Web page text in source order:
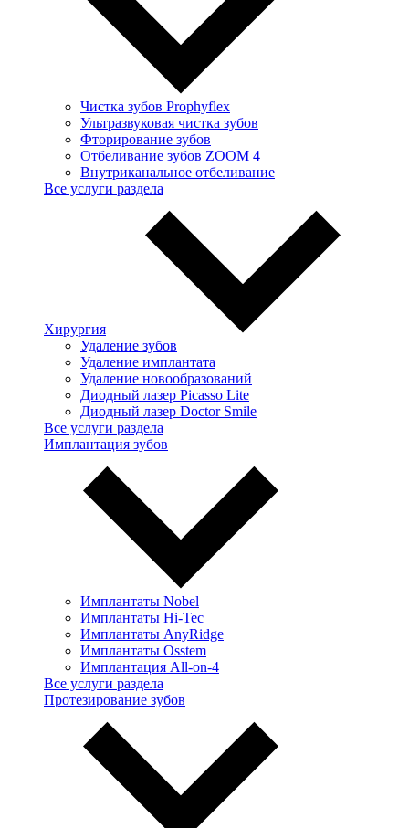
Чистка зубов Prophyflex
Ультразвуковая чистка зубов
Фторирование зубов
Отбеливание зубов ZOOM 4
Внутриканальное отбеливание
Все услуги раздела
Хирургия
Удаление зубов
Удаление имплантата
Удаление новообразований
Диодный лазер Picasso Lite
Диодный лазер Doctor Smile
Все услуги раздела
Имплантация зубов
Имплантаты Nobel
Имплантаты Hi-Tec
Имплантаты AnyRidge
Имплантаты Osstem
Имплантация All-on-4
Все услуги раздела
Протезирование зубов